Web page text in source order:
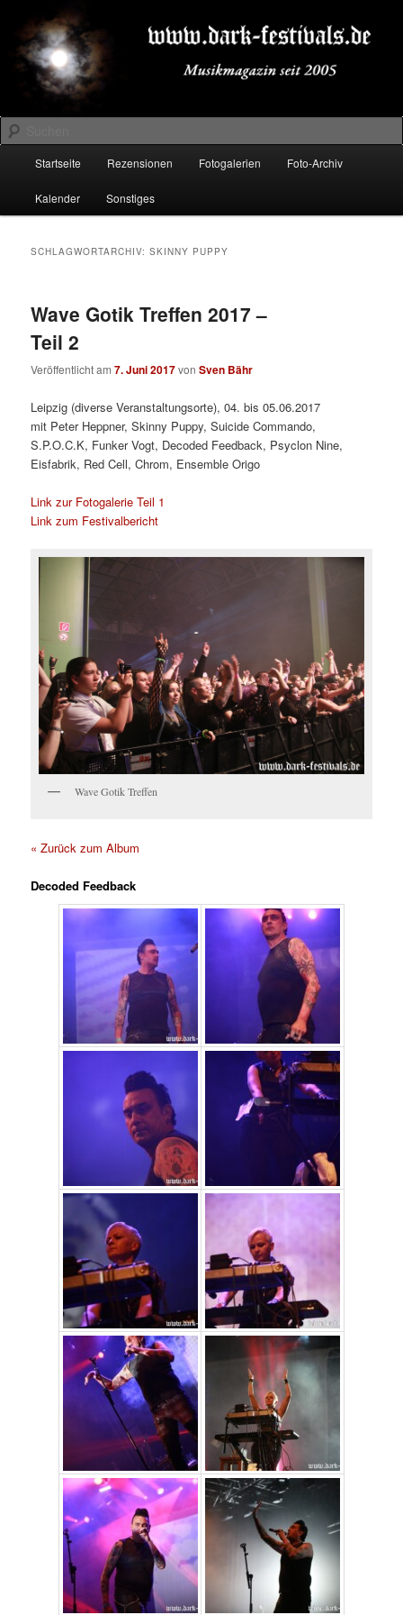
primären
Inhalt
springen
sekundären
Inhalt
springenDARK-FESTIVALS.DE
Suchen
Startseite Rezensionen Fotogalerien Foto-Archiv
Kalender Sonstiges
SCHLAGWORTARCHIV:SKINNY PUPPY
Wave Gotik Treffen 2017 –
Teil 2
Veröffentlicht am7. Juni 2017vonSven Bähr
Leipzig (diverse Veranstaltungsorte), 04. bis 05.06.2017
mit Peter Heppner, Skinny Puppy, Suicide Commando,
S.P.O.C.K, Funker Vogt, Decoded Feedback, Psyclon Nine,
Eisfabrik, Red Cell, Chrom, Ensemble Origo
Link zur Fotogalerie Teil 1
Link zum Festivalbericht
Wave Gotik Treffen
« Zurück zum Album
Decoded Feedback